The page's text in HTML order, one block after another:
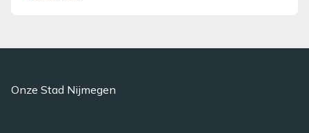
Onze Stad Nijmegen